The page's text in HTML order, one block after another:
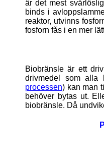
är det mest
binds i
reaktor, utvinns
fosforn fås i en mer
Biobränsle är ett
drivmedel som alla
processen) kan man
behöver bytas ut.
biobränsle. Då